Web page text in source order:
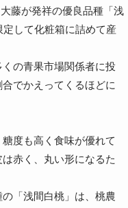
藤が発祥の優良品種「浅
して化粧箱に詰めて産
くの青果市場関係者に投
でかえってくるほどに
度も高く食味が優れて
赤く、丸い形になるた
「浅間白桃」は、桃農